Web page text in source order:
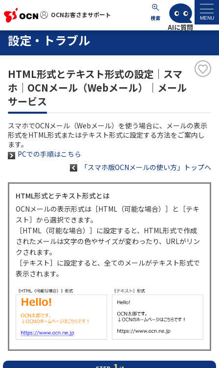
OCNお客さまサポート 検索 MENU
OCNお客さまサポート
サポートトップ
サービス名から探す
よくあるご質問
工事・故障情報
各種ダウンロード
お問い合わせ
履歴・お気に入り
お知らせ サポートサイトの使い方
NTTドコモビジネスのお客さ
まはこちら
工事・故障情報通知
OCN サービス一覧
設定・トラブル
HTML形式とテキスト形式の設定｜スマ
ホ｜OCNメール（Webメール）｜メール
サービス
スマホでOCNメール（Webメール）を使う場合に、メールの表示
形式をHTML形式またはテキスト形式に設定する方法をご案内し
ます。
PCでの手順はこちら
「スマホ版OCNメールの使い方」トップへ
HTML形式とテキスト形式とは
OCNメールの表示形式は［HTML（可能な場合）］と［テキ
スト］から選択できます。
［HTML（可能な場合）］に設定すると、HTML形式で作成
されたメールは文字の色やサイズが変わったり、URLがリン
クされます。
［テキスト］に設定すると、全てのメールがテキスト形式で
表示されます。